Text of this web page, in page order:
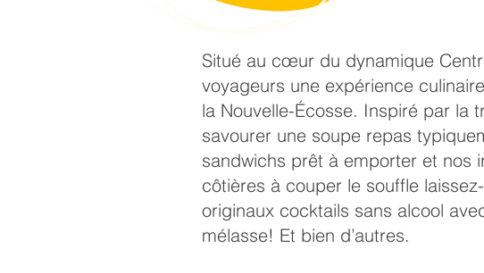
Situé au cœur du dynamique
voyageurs une expérience
la Nouvelle-Écosse. Inspiré par la
savourer une soupe repas
sandwichs prêt à emporter et nos
côtières à couper le souffle
originaux cocktails sans alcool
mélasse! Et bien d’autres.